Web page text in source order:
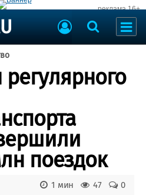
реклама 16+
объявлений
поездок
0
47
1 мин